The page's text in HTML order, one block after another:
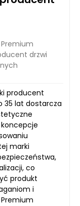
Premium
drzwi
producent
35 lat dostarcza
marki
co
produkt
i
Premium